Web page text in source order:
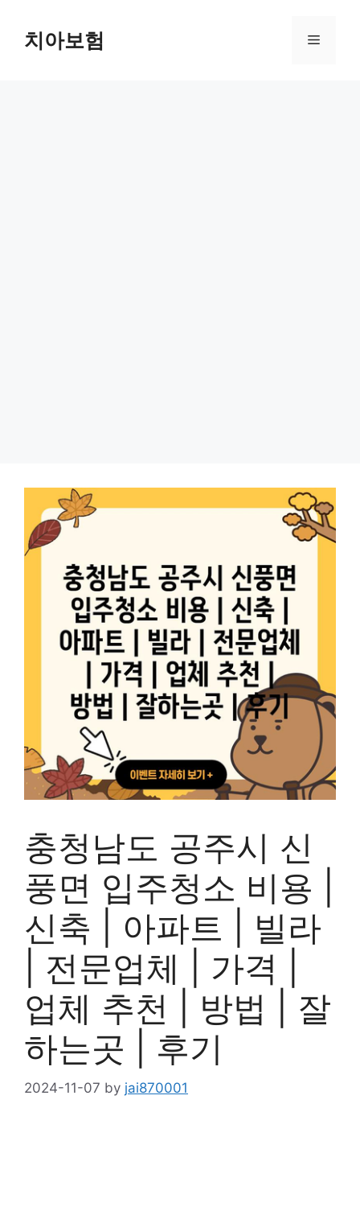
content치아보험 Menu
충청남도 공주시 신
풍면 입주청소 비용 |
신축 | 아파트 | 빌라
| 전문업체 | 가격 |
업체 추천 | 방법 | 잘
하는곳 | 후기
2024-11-07 by jai870001